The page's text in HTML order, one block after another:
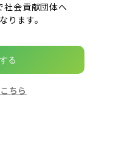
社会貢献団体へ
ります。
る
ちら